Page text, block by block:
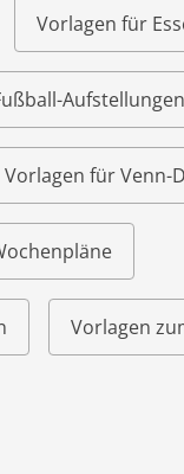
Vorlagen für
Aufstellungen
Vorlagen für Venn-
Vorlagen